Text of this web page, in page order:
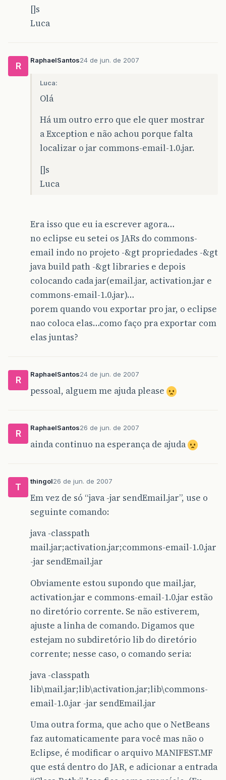
[]s
Luca
R
RaphaelSantos24 de jun. de 2007
Luca:
Olá
Há um outro erro que ele quer mostrar
a Exception e não achou porque falta
localizar o jar commons-email-1.0.jar.
[]s
Luca
Era isso que eu ia escrever agora…
no eclipse eu setei os JARs do commons-
email indo no projeto -&gt propriedades -&gt
java build path -&gt libraries e depois
colocando cada jar(email.jar, activation.jar e
commons-email-1.0.jar)…
porem quando vou exportar pro jar, o eclipse
nao coloca elas…como faço pra exportar com
elas juntas?
R
RaphaelSantos24 de jun. de 2007
pessoal, alguem me ajuda please
R
RaphaelSantos26 de jun. de 2007
ainda continuo na esperança de ajuda
T
thingol26 de jun. de 2007
Em vez de só “java -jar sendEmail.jar”, use o
seguinte comando:
java -classpath
mail.jar;activation.jar;commons-email-1.0.jar
-jar sendEmail.jar
Obviamente estou supondo que mail.jar,
activation.jar e commons-email-1.0.jar estão
no diretório corrente. Se não estiverem,
ajuste a linha de comando. Digamos que
estejam no subdiretório lib do diretório
corrente; nesse caso, o comando seria:
java -classpath
lib\mail.jar;lib\activation.jar;lib\commons-
email-1.0.jar -jar sendEmail.jar
Uma outra forma, que acho que o NetBeans
faz automaticamente para você mas não o
Eclipse, é modificar o arquivo MANIFEST.MF
que está dentro do JAR, e adicionar a entrada